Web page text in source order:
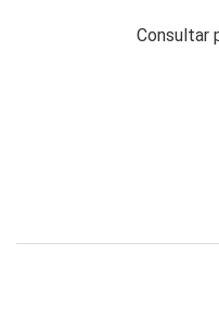
Consultar